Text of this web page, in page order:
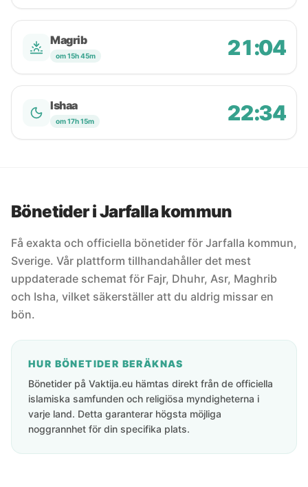
Magrib
om 15h 45m 21:04
Ishaa
om 17h 15m 22:34
Bönetider i Jarfalla kommun
Få exakta och officiella bönetider för Jarfalla kommun,
Sverige. Vår plattform tillhandahåller det mest
uppdaterade schemat för Fajr, Dhuhr, Asr, Maghrib
och Isha, vilket säkerställer att du aldrig missar en
bön.
HUR BÖNETIDER BERÄKNAS
Bönetider på Vaktija.eu hämtas direkt från de officiella
islamiska samfunden och religiösa myndigheterna i
varje land. Detta garanterar högsta möjliga
noggrannhet för din specifika plats.